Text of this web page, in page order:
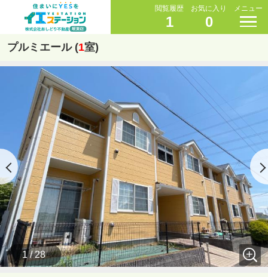
閲覧履歴
1
お気に入り
0
メニュー
プルミエール (1室)
1 / 28